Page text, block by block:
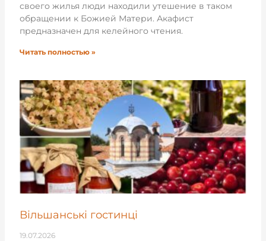
своего жилья люди находили утешение в таком
обращении к Божией Матери. Акафист
предназначен для келейного чтения.
Читать полностью »
Вільшанські гостинці
19.07.2026